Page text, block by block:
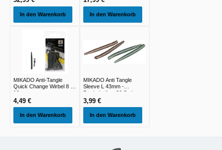
In den Warenkorb In den Warenkorb
MIKADO Anti-Tangle
Quick Change Wirbel 8 -
10st
4,49 €
In den Warenkorb
MIKADO Anti Tangle
Sleeve L 43mm -
Dunkelgrün - 20 Stck
3,99 €
In den Warenkorb